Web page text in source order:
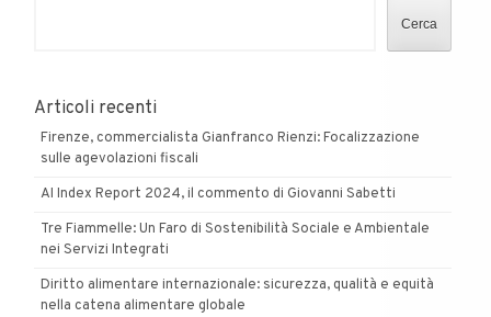
Cerca
Articoli recenti
Firenze, commercialista Gianfranco Rienzi: Focalizzazione
sulle agevolazioni fiscali
AI Index Report 2024, il commento di Giovanni Sabetti
Tre Fiammelle: Un Faro di Sostenibilità Sociale e Ambientale
nei Servizi Integrati
Diritto alimentare internazionale: sicurezza, qualità e equità
nella catena alimentare globale